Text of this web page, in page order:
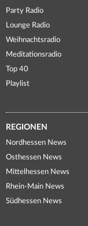
Party Radio
Lounge Radio
Weihnachtsradio
Meditationsradio
Top 40
Playlist
REGIONEN
Nordhessen News
Osthessen News
Mittelhessen News
Rhein-Main News
Südhessen News